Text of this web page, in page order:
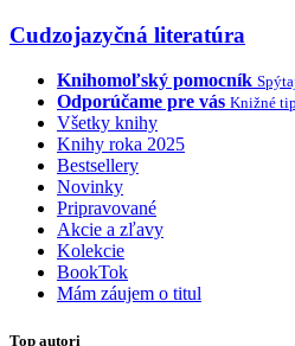
Cudzojazyčná literatúra
Knihomoľský pomocník
Odporúčame pre vás Knižné
Všetky knihy
Knihy roka 2025
Bestsellery
Novinky
Pripravované
Akcie a zľavy
Kolekcie
BookTok
Mám záujem o titul
Top autori